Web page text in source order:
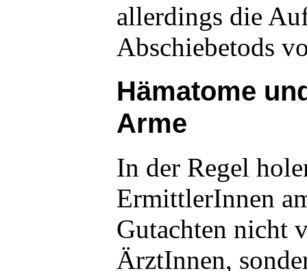
allerdings die
Abschiebetods
Hämatome
Arme
In der Regel
ErmittlerInnen
Gutachten nicht
ÄrztInnen,